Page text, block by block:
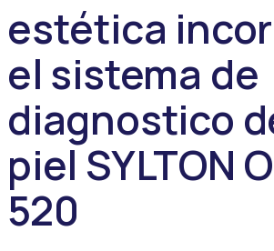
estética
el sistema de
diagnostico
piel SYLTON
520